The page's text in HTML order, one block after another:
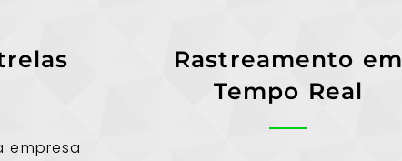
empresa
Rastreamento em
Tempo Real